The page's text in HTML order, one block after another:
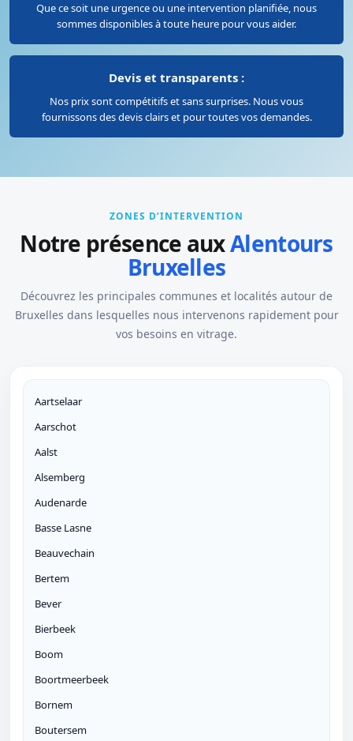
Que ce soit une urgence ou une intervention planifiée, nous
sommes disponibles à toute heure pour vous aider.
Devis et transparents :
Nos prix sont compétitifs et sans surprises. Nous vous
fournissons des devis clairs et pour toutes vos demandes.
ZONES D’INTERVENTION
Notre présence auxAlentours
Bruxelles
Découvrez les principales communes et localités autour de
Bruxelles dans lesquelles nous intervenons rapidement pour
vos besoins en vitrage.
Aartselaar
Aarschot
Aalst
Alsemberg
Audenarde
Basse Lasne
Beauvechain
Bertem
Bever
Bierbeek
Boom
Boortmeerbeek
Bornem
Boutersem